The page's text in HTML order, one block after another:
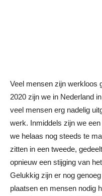
Veel mensen zijn werkloos
2020 zijn we in Nederland
veel mensen erg nadelig
werk. Inmiddels zijn we
we helaas nog steeds te
zitten in een tweede,
opnieuw een stijging van
Gelukkig zijn er nog
plaatsen en mensen nodig